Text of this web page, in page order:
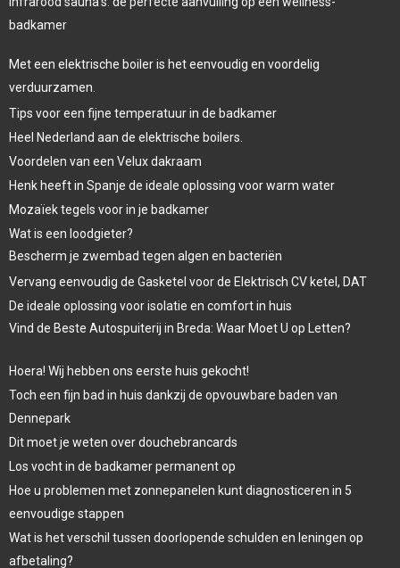
badkamer
Met een elektrische boiler is het eenvoudig en voordelig
verduurzamen.
Tips voor een fijne temperatuur in de badkamer
Heel Nederland aan de elektrische boilers.
Voordelen van een Velux dakraam
Henk heeft in Spanje de ideale oplossing voor warm water
Mozaïek tegels voor in je badkamer
Wat is een loodgieter?
Bescherm je zwembad tegen algen en bacteriën
Vervang eenvoudig de Gasketel voor de Elektrisch CV ketel, DAT
De ideale oplossing voor isolatie en comfort in huis
Vind de Beste Autospuiterij in Breda: Waar Moet U op Letten?
Hoera! Wij hebben ons eerste huis gekocht!
Toch een fijn bad in huis dankzij de opvouwbare baden van
Dennepark
Dit moet je weten over douchebrancards
Los vocht in de badkamer permanent op
Hoe u problemen met zonnepanelen kunt diagnosticeren in 5
eenvoudige stappen
Wat is het verschil tussen doorlopende schulden en leningen op
afbetaling?